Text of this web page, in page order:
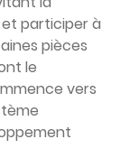
participer à
pièces
le
vers